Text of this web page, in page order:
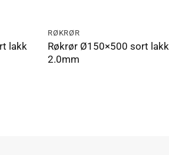
lakk
RØKRØR
Røkrør Ø150×500 sort lakk
2.0mm